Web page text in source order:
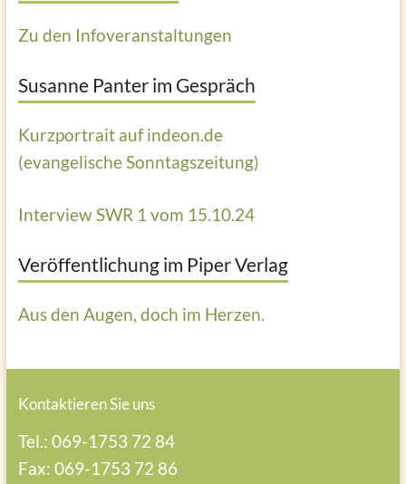
Zu den Infoveranstaltungen
Susanne Panter im Gespräch
Kurzportrait auf indeon.de
(evangelische Sonntagszeitung)
Interview SWR 1 vom 15.10.24
Veröffentlichung im Piper Verlag
Aus den Augen, doch im Herzen.
Kontaktieren Sie uns
Tel.: 069-1753 72 84
Fax: 069-1753 72 86